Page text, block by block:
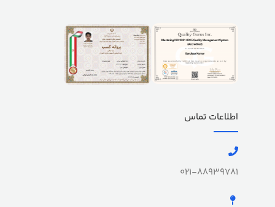
اطلاعات تماس
021-88939781